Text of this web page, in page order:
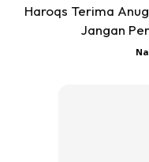
Haroqs Terima
Jangan